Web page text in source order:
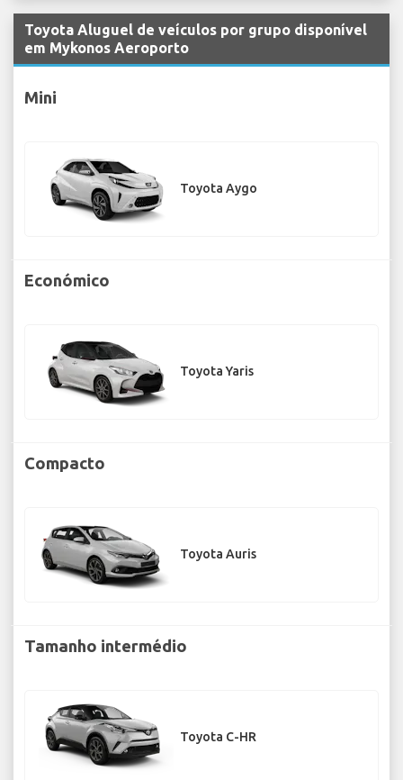
Toyota Aluguel de veículos por grupo disponível
em Mykonos Aeroporto
Mini
Toyota Aygo
Económico
Toyota Yaris
Compacto
Toyota Auris
Tamanho intermédio
Toyota C-HR